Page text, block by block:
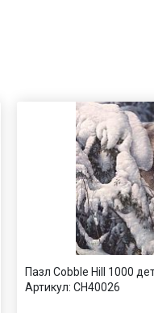
Пазл Cobble Hill 1000
Артикул: CH40026